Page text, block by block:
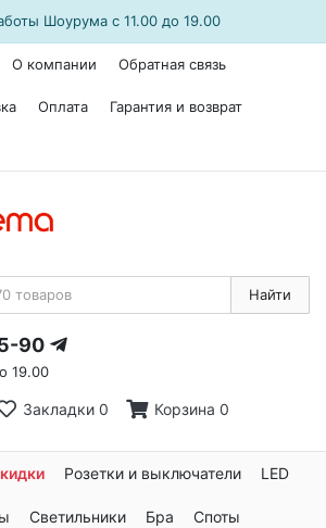
Шоурума с 11.00 до 19.00
О компании Обратная связь
Оплата Гарантия и возврат
Найти
90
19.00
Закладки 0 Корзина 0
Розетки и выключатели LED
Светильники Бра Споты